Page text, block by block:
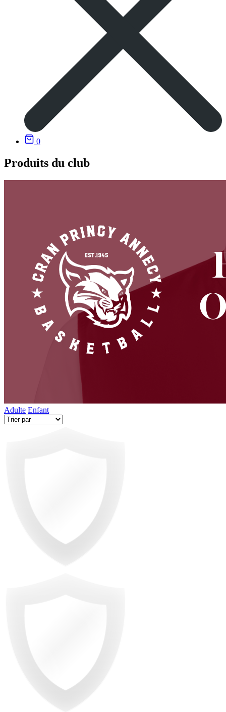
0
Produits du club
Adulte Enfant